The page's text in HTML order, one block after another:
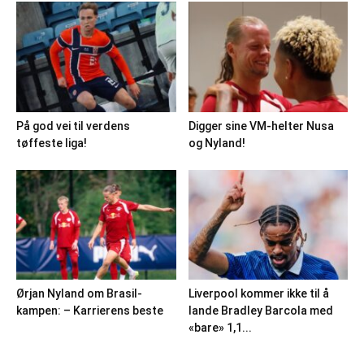
På god vei til verdens
tøffeste liga!
Digger sine VM-helter Nusa
og Nyland!
Ørjan Nyland om Brasil-
kampen: – Karrierens beste
Liverpool kommer ikke til å
lande Bradley Barcola med
«bare» 1,1...